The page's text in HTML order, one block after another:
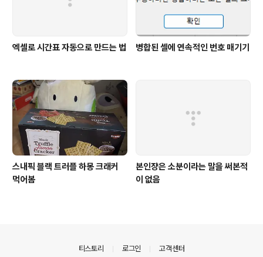
엑셀로 시간표 자동으로 만드는 법 병합된 셀에 연속적인 번호 매기기
스내픽 블랙 트러플 하몽 크래커
먹어봄
본인쟝은 소분이라는 말을 써본적
이 없음
티스토리 로그인 고객센터